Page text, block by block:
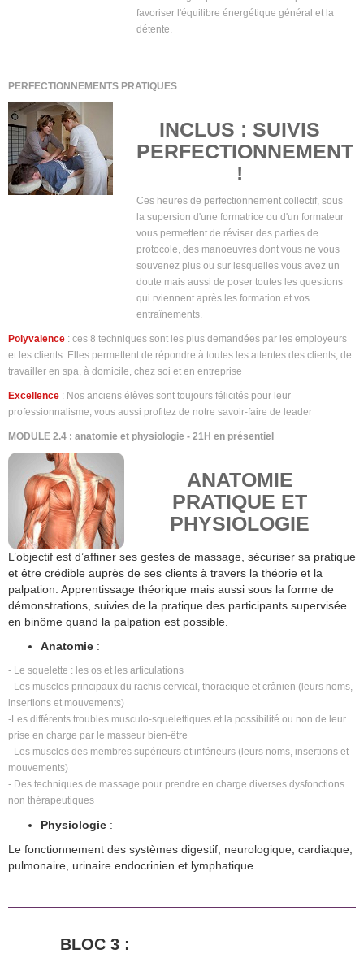
favoriser l'équilibre énergétique général et la
détente.
PERFECTIONNEMENTS PRATIQUES
INCLUS : SUIVIS
PERFECTIONNEMENT
!
Ces heures de perfectionnement collectif, sous
la supersion d'une formatrice ou d'un formateur
vous permettent de réviser des parties de
protocole, des manoeuvres dont vous ne vous
souvenez plus ou sur lesquelles vous avez un
doute mais aussi de poser toutes les questions
qui rviennent après les formation et vos
entraînements.
Polyvalence : ces 8 techniques sont les plus demandées par les employeurs
et les clients. Elles permettent de répondre à toutes les attentes des clients, de
travailler en spa, à domicile, chez soi et en entreprise
Excellence : Nos anciens élèves sont toujours félicités pour leur
professionnalisme, vous aussi profitez de notre savoir-faire de leader
MODULE 2.4 : anatomie et physiologie - 21H en présentiel
ANATOMIE
PRATIQUE ET
PHYSIOLOGIE
L’objectif est d’affiner ses gestes de massage, sécuriser sa pratique
et être crédible auprès de ses clients à travers la théorie et la
palpation. Apprentissage théorique mais aussi sous la forme de
démonstrations, suivies de la pratique des participants supervisée
en binôme quand la palpation est possible.
Anatomie :
- Le squelette : les os et les articulations
- Les muscles principaux du rachis cervical, thoracique et crânien (leurs noms,
insertions et mouvements)
-Les différents troubles musculo-squelettiques et la possibilité ou non de leur
prise en charge par le masseur bien-être
- Les muscles des membres supérieurs et inférieurs (leurs noms, insertions et
mouvements)
- Des techniques de massage pour prendre en charge diverses dysfonctions
non thérapeutiques
Physiologie :
Le fonctionnement des systèmes digestif, neurologique, cardiaque,
pulmonaire, urinaire endocrinien et lymphatique
BLOC 3 :